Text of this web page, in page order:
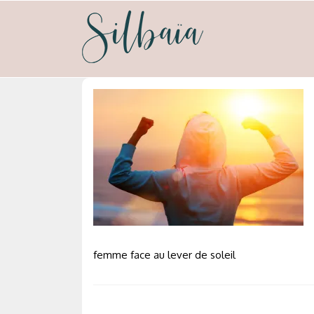
silbaia
femme face au lever de soleil